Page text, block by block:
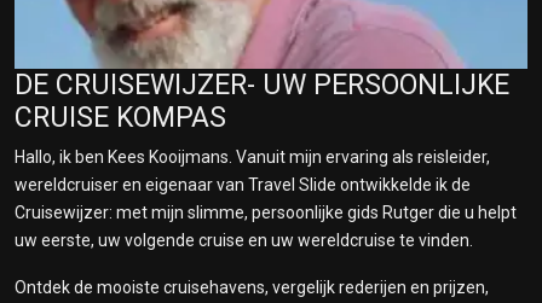
DE CRUISEWIJZER- UW PERSOONLIJKE
CRUISE KOMPAS
Hallo, ik ben Kees Kooijmans. Vanuit mijn ervaring als reisleider,
wereldcruiser en eigenaar van Travel Slide ontwikkelde ik de
Cruisewijzer: met mijn slimme, persoonlijke gids Rutger die u helpt
uw eerste, uw volgende cruise en uw wereldcruise te vinden.
Ontdek de mooiste cruisehavens, vergelijk rederijen en prijzen,